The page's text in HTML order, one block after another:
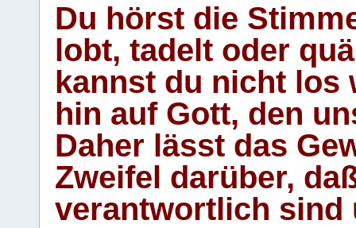
Du hörst die
lobt, tadelt oder
kannst du nicht los
hin auf Gott, den
Daher lässt das
Zweifel darüber,
verantwortlich sind